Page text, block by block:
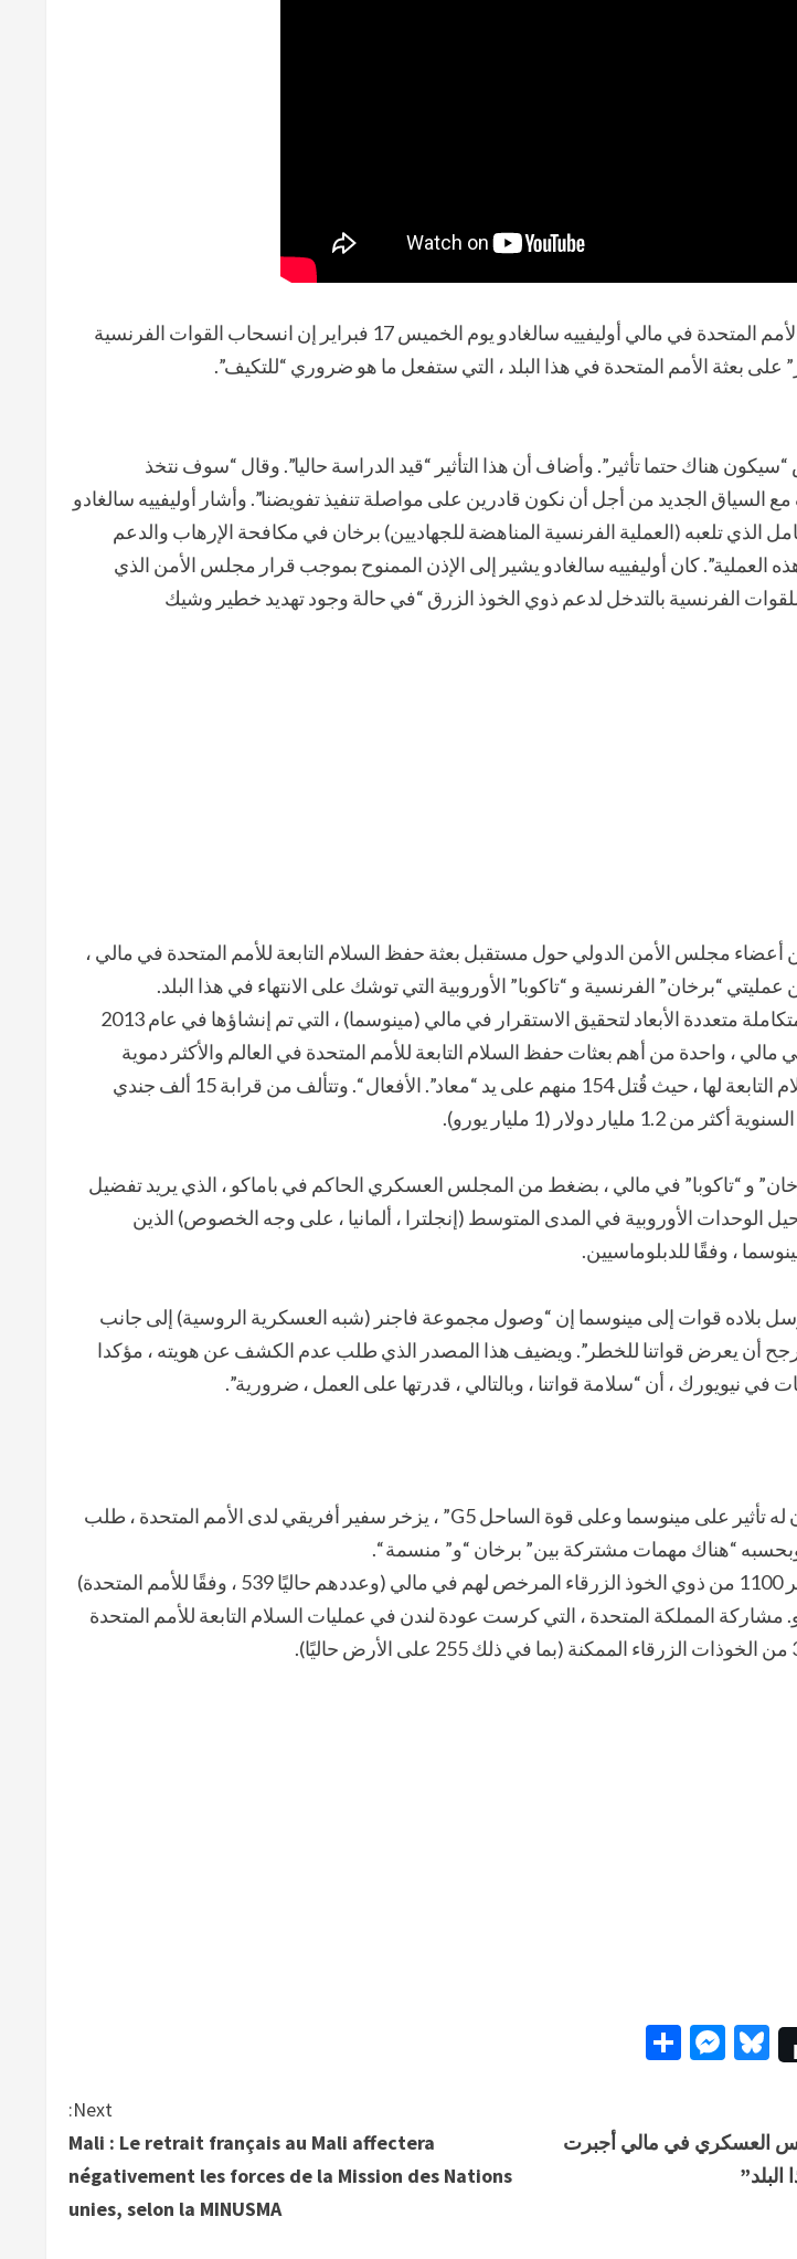
قال المتحدث باسم بعثة الأمم المتحدة في مالي أوليفييه سالغادو يوم الخميس 17 فبراير إن انسحاب القوات الفرنسية
على بعثة الأمم المتحدة في هذا البلد ، التي ستفعل ما هو ضروري “للتكيف”.
هناك حتما تأثير”. وأضاف أن هذا التأثير “قيد الدراسة حاليا”. وقال “سوف نتخذ
السياق الجديد من أجل أن نكون قادرين على مواصلة تنفيذ تفويضنا”. وأشار أوليفييه سالغادو
الذي تلعبه (العملية الفرنسية المناهضة للجهاديين) برخان في مكافحة الإرهاب والدعم
العملية”. كان أوليفييه سالغادو يشير إلى الإذن الممنوح بموجب قرار مجلس الأمن الذي
الفرنسية بالتدخل لدعم ذوي الخوذ الزرق “في حالة وجود تهديد خطير وشيك
مجلس الأمن الدولي حول مستقبل بعثة حفظ السلام التابعة للأمم المتحدة في مالي ،
“برخان” الفرنسية و “تاكوبا” الأوروبية التي توشك على الانتهاء في هذا البلد.
تعد بعثة الأمم المتحدة المتكاملة متعددة الأبعاد لتحقيق الاستقرار في مالي (مينوسما) ، التي تم إنشاؤها في عام 2013
مالي ، واحدة من أهم بعثات حفظ السلام التابعة للأمم المتحدة في العالم والأكثر دموية
بالنسبة لقوات حفظ السلام التابعة لها ، حيث قُتل 154 منهم على يد “معاد”. الأفعال “. وتتألف من قرابة 15 ألف جندي
مليار دولار (1 مليار يورو).
و “تاكوبا” في مالي ، بضغط من المجلس العسكري الحاكم في باماكو ، الذي يريد تفضيل
الوحدات الأوروبية في المدى المتوسط (إنجلترا ، ألمانيا ، على وجه الخصوص) الذين
، وفقًا للدبلوماسيين.
بلاده قوات إلى مينوسما إن “وصول مجموعة فاجنر (شبه العسكرية الروسية) إلى جانب
أن يعرض قواتنا للخطر”. ويضيف هذا المصدر الذي طلب عدم الكشف عن هويته ، مؤكدا
في نيويورك ، أن “سلامة قواتنا ، وبالتالي ، قدرتها على العمل ، ضرورية”.
“انسحاب ‘برخان’ سيكون له تأثير على مينوسما وعلى قوة الساحل G5” ، يزخر سفير أفريقي لدى الأمم المتحدة ، طلب
“هناك مهمات مشتركة بين” برخان “و” منسمة “.
بالنسبة لألمانيا ، فإن مصير 1100 من ذوي الخوذ الزرقاء المرخص لهم في مالي (وعددهم حاليًا 539 ، وفقًا للأمم المتحدة)
مشاركة المملكة المتحدة ، التي كرست عودة لندن في عمليات السلام التابعة للأمم المتحدة
Bluesky
Messenger
العسكري في مالي أجبرت
Next:
Mali : Le retrait français au Mali affectera
négativement les forces de la Mission des Nations
unies, selon la MINUSMA